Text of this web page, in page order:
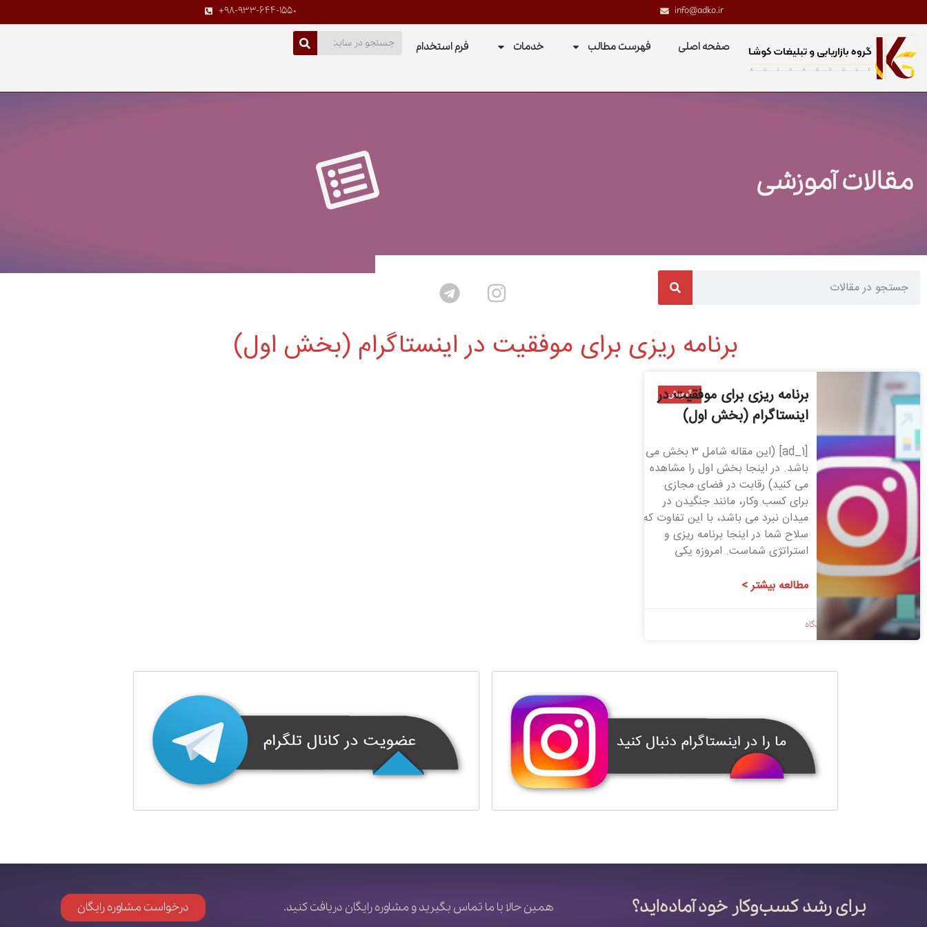
info@adko.ir
+98-933-644-1550
صفحه اصلی فهرست مطالب خدمات فرم استخدام
مقالات آموزشی
برنامه ریزی برای موفقیت در اینستاگرام (بخش اول)
آموزش
برنامه ریزی برای موفقیت در
اینستاگرام (بخش اول)
[ad_1] (این مقاله شامل ۳ بخش می
باشد. در اینجا بخش اول را مشاهده
می کنید) رقابت در فضای مجازی
برای کسب وکار، مانند جنگیدن در
میدان نبرد می باشد، با این تفاوت که
سلاح شما در اینجا برنامه ریزی و
استراتژی شماست. امروزه یکی
مطالعه بیشتر >
1398/09/14 بدون دیدگاه
برای رشد کسب‌وکار خود آماده‌اید؟ همین حالا با ما تماس بگیرید و مشاوره رایگان دریافت کنید. درخواست مشاوره رایگان